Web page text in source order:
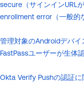
secure（サインインURL
enrollment error（一般的
管理対象のAndroidデバイ
FastPassユーザーが生体
Okta Verify Pushの認証に